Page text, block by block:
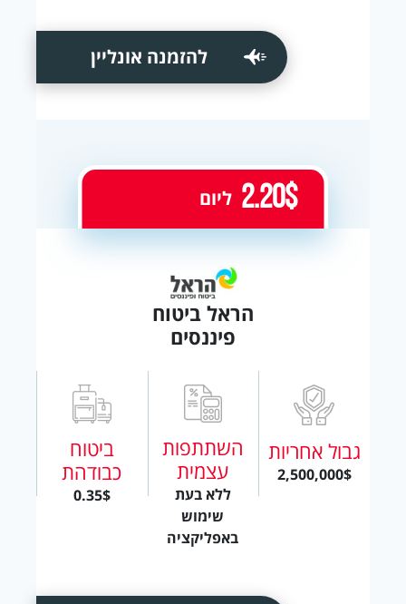
להזמנה אונליין
הראל ביטוח
פיננסים
גבול אחריות
2,500,000$
השתתפות
עצמית
ללא בעת
שימוש
באפליקציה
ביטוח
כבודהת
0.35$
2.20$ ליום